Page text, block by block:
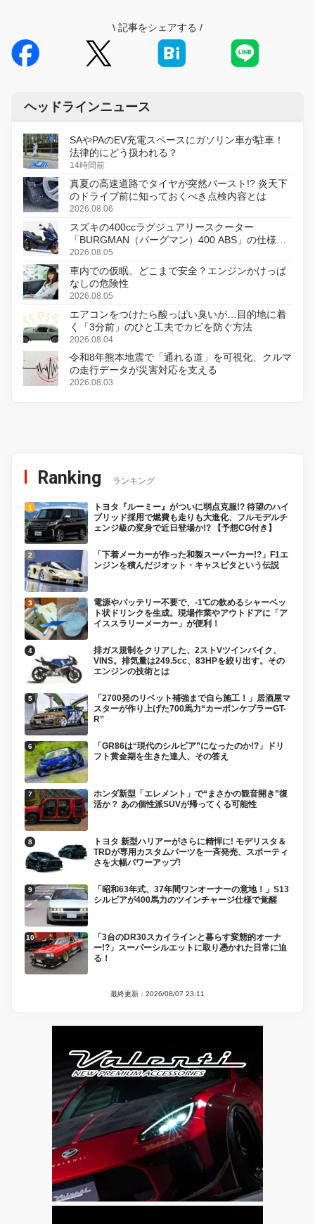
\ 記事をシェアする /
ヘッドラインニュース
SAやPAのEV充電スペースにガソリン車が駐車！
法律的にどう扱われる？
14時間前
真夏の高速道路でタイヤが突然バースト!? 炎天下
のドライブ前に知っておくべき点検内容とは
2026.08.06
スズキの400ccラグジュアリースクーター
「BURGMAN（バーグマン）400 ABS」の仕様を
変更し、8月18日に発売
2026.08.05
車内での仮眠、どこまで安全？エンジンかけっぱ
なしの危険性
2026.08.05
エアコンをつけたら酸っぱい臭いが…目的地に着
く「3分前」のひと工夫でカビを防ぐ方法
2026.08.04
令和8年熊本地震で「通れる道」を可視化、クルマ
の走行データが災害対応を支える
2026.08.03
Ranking ランキング
トヨタ『ルーミー』がついに弱点克服!? 待望のハイ
ブリッド採用で燃費も走りも大進化、フルモデルチ
ェンジ級の変身で近日登場か!? 【予想CG付き】
「下着メーカーが作った和製スーパーカー!?」F1エ
ンジンを積んだジオット・キャスピタという伝説
電源やバッテリー不要で、-1℃の飲めるシャーベッ
ト状ドリンクを生成。現場作業やアウトドアに「ア
イススラリーメーカー」が便利！
排ガス規制をクリアした、2ストVツインバイク、
VINS。排気量は249.5cc、83HPを絞り出す。その
エンジンの技術とは
「2700発のリベット補強まで自ら施工！」居酒屋マ
スターが作り上げた700馬力“カーボンケブラーGT-
R”
「GR86は“現代のシルビア”になったのか!?」ドリ
フト黄金期を生きた達人、その答え
ホンダ新型「エレメント」で“まさかの観音開き”復
活か？ あの個性派SUVが帰ってくる可能性
トヨタ 新型ハリアーがさらに精悍に! モデリスタ＆
TRDが専用カスタムパーツを一斉発売、スポーティ
さを大幅パワーアップ!
「昭和63年式、37年間ワンオーナーの意地！」S13
シルビアが400馬力のツインチャージ仕様で覚醒
「3台のDR30スカイラインと暮らす変態的オーナ
ー!?」スーパーシルエットに取り憑かれた日常に迫
る！
最終更新：2026/08/07 23:11